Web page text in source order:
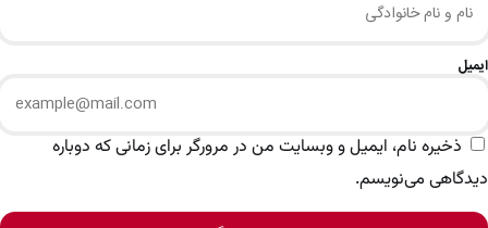
ایمیل
ذخیره نام، ایمیل و وبسایت من در مرورگر برای زمانی که دوباره
دیدگاهی می‌نویسم.